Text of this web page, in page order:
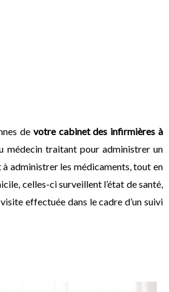
de votre cabinet des infirmières à
médecin traitant pour administrer un
administrer les médicaments, tout en
celles-ci surveillent l’état de santé,
effectuée dans le cadre d’un suivi